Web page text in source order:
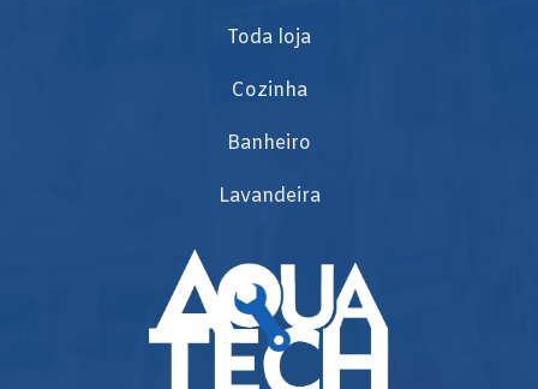
Toda loja
Cozinha
Banheiro
Lavandeira